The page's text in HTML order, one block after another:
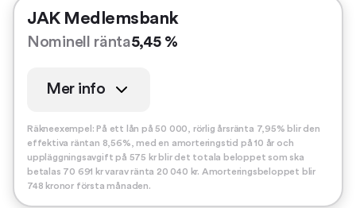
JAK Medlemsbank
Nominell ränta5,45 %
Mer info
Räkneexempel: På ett lån på 50 000, rörlig årsränta 7,95% blir den
effektiva räntan 8,56%, med en amorteringstid på 10 år och
uppläggningsavgift på 575 kr blir det totala beloppet som ska
betalas 70 691 kr varav ränta 20 040 kr. Amorteringsbeloppet blir
748 kronor första månaden.